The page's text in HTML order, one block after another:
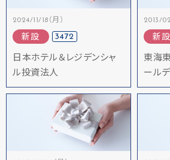
2024/11/18（月）
新設 3472
日本ホテル＆レジデンシャ
ル投資法人
2013/
新設
東海
ール